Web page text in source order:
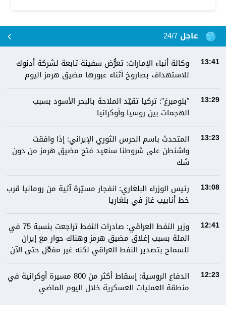
عاجل 24/7
13:41
وكالة أنباء الإمارات: تعرُّض سفينة تابعة لشركة أدنوك
للاستهداف بصاروخ أثناء عبورها مضيق هرمز اليوم
13:29
"بلومبرغ": تركيا تقيّد الملاحة بالبحر الأسود بسبب
الهجمات بين روسيا وأوكرانيا
13:23
المتحدث باسم الحرس الثوري الإيراني: إذا وافقت
واشنطن على شروطنا سنعيد فتح مضيق هرمز من دون
شك
13:08
رئيس الوزراء البلغاري: انفجار مسيّرة آتية من رومانيا قرب
خط أنابيب غاز في بلغاريا
12:41
وزير النفط العراقي: صادرات النفط تراجعت بنسبة 75 في
المئة بسبب إغلاق مضيق هرمز وهناك حوار مع إيران
للسماح بتصدير النفط العراقي لكنه غير مفعّل حتى الآن
12:23
الدفاع الروسية: إسقاط أكثر من 800 مسيرة أوكرانية في
منطقة العمليات العسكرية خلال اليوم الماضي